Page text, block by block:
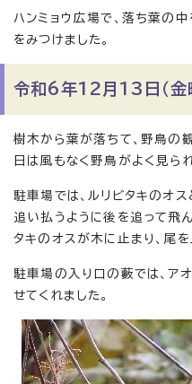
ハンミョウ広場で、落ち葉の
をみつけました。
令和6年12月13日（金
樹木から葉が落ちて、野鳥の
日は風もなく野鳥がよく見られ
駐車場では、ルリビタキのオ
追い払うように後を追って飛
タキのオスが木に止まり、尾を
駐車場の入り口の藪では、ア
せてくれました。